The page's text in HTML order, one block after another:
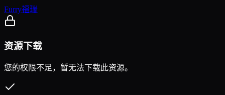
Furry福瑞
资源下载
您的权限不足，暂无法下载此资源。